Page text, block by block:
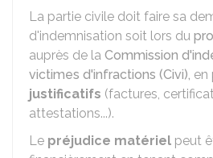
La partie civile doit faire sa
d'indemnisation soit lors du
auprès de la Commission
victimes d'infractions (Civi), en
justificatifs (factures,
attestations...).
Le préjudice matériel peut